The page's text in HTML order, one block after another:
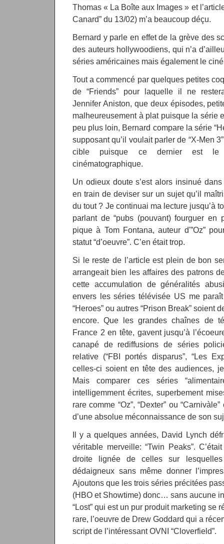
Thomas « La Boîte aux Images » et
Canard” du 13/02) m’a beaucoup déçu.
Bernard y parle en effet de la grève des
des auteurs hollywoodiens, qui n’a
séries américaines mais également le
Tout a commencé par quelques petites
de “Friends” pour laquelle il ne
Jennifer Aniston, que deux épisodes,
malheureusement à plat puisque la série
peu plus loin, Bernard compare la série
supposant qu’il voulait parler de “X-Men
cible puisque ce dernier est le
cinématographique.
Un odieux doute s’est alors insinué
en train de deviser sur un sujet qu’il
du tout ? Je continuai ma lecture jusqu’à
parlant de “pubs (pouvant) fourguer en
pique à Tom Fontana, auteur d'”Oz”
statut “d’oeuvre”. C’en était trop.
Si le reste de l’article est plein de bon
arrangeait bien les affaires des patrons
cette accumulation de généralités
envers les séries télévisée US me
“Heroes” ou autres “Prison Break” soient
encore. Que les grandes chaînes de
France 2 en tête, gavent jusqu’à
canapé de rediffusions de séries
relative (“FBI portés disparus”, “Les
celles-ci soient en tête des audiences,
Mais comparer ces séries
intelligemment écrites, superbement
rare comme “Oz”, “Dexter” ou
d’une absolue méconnaissance de son
Il y a quelques années, David Lynch
véritable merveille: “Twin Peaks”.
droite lignée de celles sur
dédaigneux sans même donner
Ajoutons que les trois séries précitées
(HBO et Showtime) donc… sans aucune
“Lost” qui est un pur produit marketing se
rare, l’oeuvre de Drew Goddard qui a
script de l’intéressant OVNI “Cloverfield”.